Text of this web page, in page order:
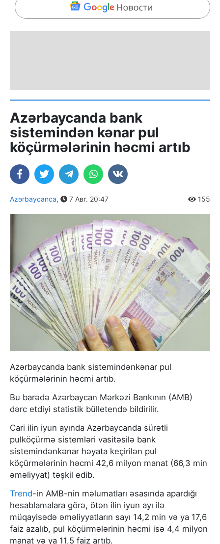
Azərbaycanda bank
sistemindən kənar pul
köçürmələrinin həcmi artıb
Azərbaycanca, 7 Авг. 20:47 155
Azərbaycanda bank sistemindənkənar pul
köçürmələrinin həcmi artıb.
Bu barədə Azərbaycan Mərkəzi Bankının (AMB)
dərc etdiyi statistik bülletendə bildirilir.
Cari ilin iyun ayında Azərbaycanda sürətli
pulköçürmə sistemləri vasitəsilə bank
sistemindənkənar həyata keçirilən pul
köçürmələrinin həcmi 42,6 milyon manat (66,3 min
əməliyyat) təşkil edib.
Trend-in AMB-nin məlumatları əsasında apardığı
hesablamalara görə, ötən ilin iyun ayı ilə
müqayisədə əməliyyatların sayı 14,2 min və ya 17,6
faiz azalıb, pul köçürmələrinin həcmi isə 4,4 milyon
manat və ya 11,5 faiz artıb.